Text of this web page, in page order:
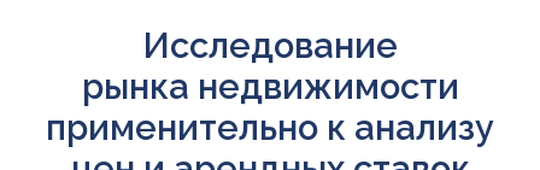
Исследование
рынка недвижимости
применительно к анализу